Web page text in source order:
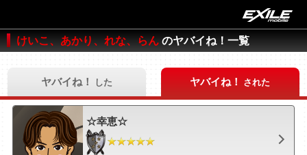
けいこ、あかり、れな、らん のヤバイね！一覧
ヤバイね！ した ヤバイね！ された
☆幸恵☆